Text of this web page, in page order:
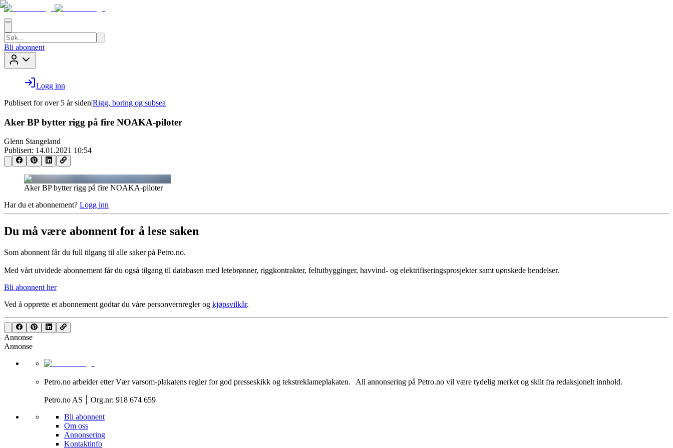
Bli abonnent
Logg inn
Publisert for over 5 år siden|Rigg, boring og subsea
Aker BP bytter rigg på fire NOAKA-piloter
Glenn Stangeland
Publisert: 14.01.2021 10:54
Aker BP bytter rigg på fire NOAKA-piloter
Har du et abonnement? Logg inn
Du må være abonnent for å lese saken
Som abonnent får du full tilgang til alle saker på Petro.no.
Med vårt utvidede abonnement får du også tilgang til databasen med letebrønner, riggkontrakter, feltutbygginger, havvind- og elektrifiseringsprosjekter samt uønskede hendelser.
Bli abonnent her
Ved å opprette et abonnement godtar du våre personvernreglerog kjøpsvilkår.
Annonse
Annonse
Petro.no arbeider etter Vær varsom-plakatens regler for god presseskikk og tekstreklameplakaten. All annonsering på Petro.no vil være tydelig merket og skilt fra redaksjonelt innhold.
Petro.no AS ⎮ Org.nr: 918 674 659
Bli abonnent
Om oss
Annonsering
Kontaktinfo